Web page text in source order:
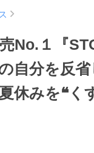
No.１『
自分を反
休みを❝く